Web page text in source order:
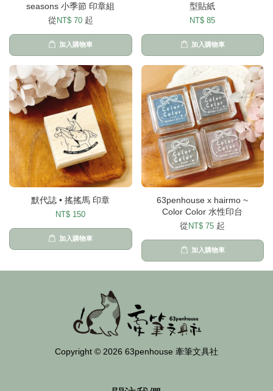
seasons 小季節 印章組
從 NT$ 70 起
加入購物車
型貼紙
NT$ 85
加入購物車
默代誌 • 搖搖馬 印章
NT$ 150
加入購物車
63penhouse x hairmo ~
Color Color 水性印台
從 NT$ 75 起
加入購物車
Copyright © 2026 63penhouse 牽筆文具社